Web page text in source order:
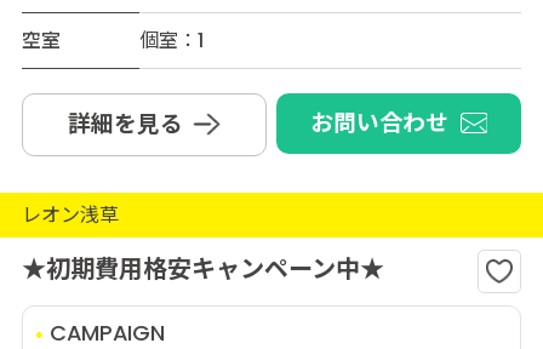
空室
個室：1
詳細を見る お問い合わせ
レオン浅草
★初期費用格安キャンペーン中★
CAMPAIGN